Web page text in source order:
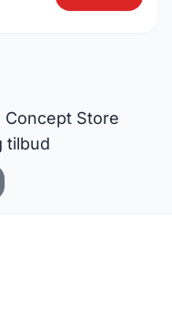
Concept Store
tilbud